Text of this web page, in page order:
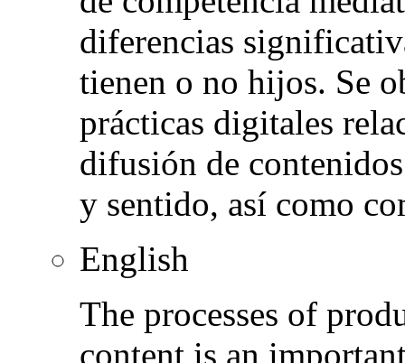
diferencias
tienen o no hijos. Se
prácticas digitales
difusión de
y sentido, así como
English
The processes of
content is an